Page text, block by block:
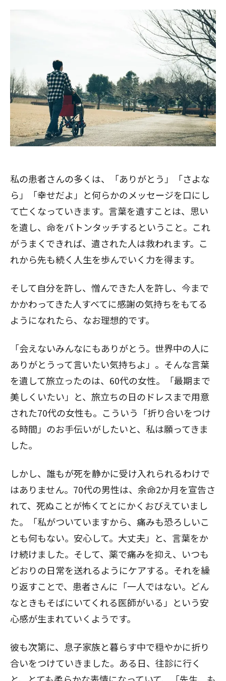
私の患者さんの多くは、「ありがとう」「さよな
ら」「幸せだよ」と何らかのメッセージを口にし
て亡くなっていきます。言葉を遺すことは、思い
を遺し、命をバトンタッチするということ。これ
がうまくできれば、遺された人は救われます。こ
れから先も続く人生を歩んでいく力を得ます。
そして自分を許し、憎んできた人を許し、今まで
かかわってきた人すべてに感謝の気持ちをもてる
ようになれたら、なお理想的です。
「会えないみんなにもありがとう。世界中の人に
ありがとうって言いたい気持ちよ」。そんな言葉
を遺して旅立ったのは、60代の女性。「最期まで
美しくいたい」と、旅立ちの日のドレスまで用意
された70代の女性も。こういう「折り合いをつけ
る時間」のお手伝いがしたいと、私は願ってきま
した。
しかし、誰もが死を静かに受け入れられるわけで
はありません。70代の男性は、余命2か月を宣告さ
れて、死ぬことが怖くてとにかくおびえていまし
た。「私がついていますから、痛みも恐ろしいこ
とも何もない。安心して。大丈夫」と、言葉をか
け続けました。そして、薬で痛みを抑え、いつも
どおりの日常を送れるようにケアする。それを繰
り返すことで、患者さんに「一人ではない。どん
なときもそばにいてくれる医師がいる」という安
心感が生まれていくようです。
彼も次第に、息子家族と暮らす中で穏やかに折り
合いをつけていきました。ある日、往診に行く